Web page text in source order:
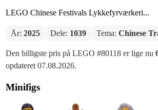
LEGO Chinese Festivals Lykkefyrværkeri...
År: 2025 Dele: 1039 Tema: Chinese
Den billigste pris på LEGO #80118 er lige nu
opdateret 07.08.2026.
Minifigs